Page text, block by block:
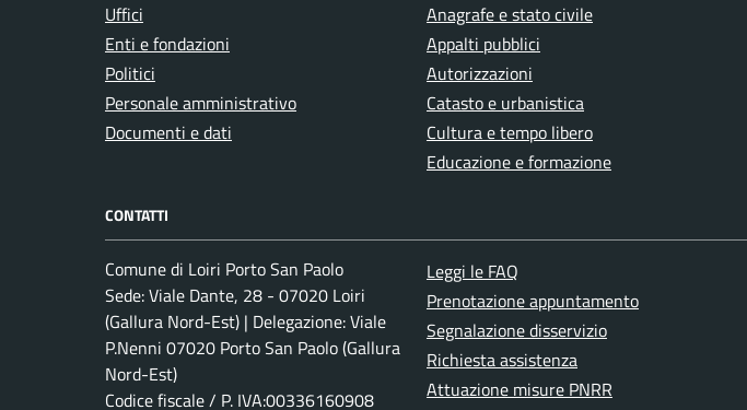
Isolamento termico
Istruzione
Matrimonio
Mercato
Uffici
Enti e fondazioni
Politici
Personale amministrativo
Documenti e dati
Anagrafe e stato civile
Appalti pubblici
Autorizzazioni
Catasto e urbanistica
Cultura e tempo libero
Educazione e formazione
CONTATTI
Comune di Loiri Porto San Paolo
Sede: Viale Dante, 28 - 07020 Loiri
(Gallura Nord-Est) | Delegazione: Viale
P.Nenni 07020 Porto San Paolo (Gallura
Nord-Est)
Codice fiscale / P. IVA:00336160908
Leggi le FAQ
Prenotazione appuntamento
Segnalazione disservizio
Richiesta assistenza
Attuazione misure PNRR